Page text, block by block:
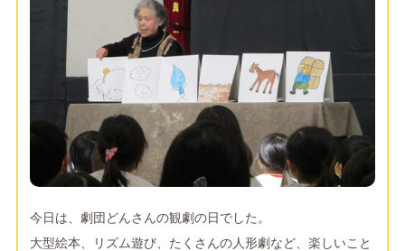
今日は、劇団どんさんの観劇の日でした。
大型絵本、リズム遊び、たくさんの人形劇など、楽しいこと